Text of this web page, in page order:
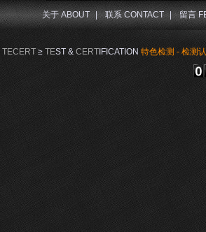
TECERT≥ TEST & CERTIFICATION 特色检测 - 检测
关于 ABOUT | 联系 CONTACT | 留言